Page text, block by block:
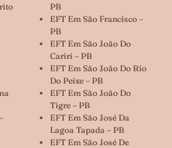
PB
EFT Em São Francisco –
PB
EFT Em São João Do
Cariri – PB
EFT Em São João Do Rio
Do Peixe – PB
EFT Em São João Do
Tigre – PB
EFT Em São José Da
Lagoa Tapada – PB
EFT Em São José De